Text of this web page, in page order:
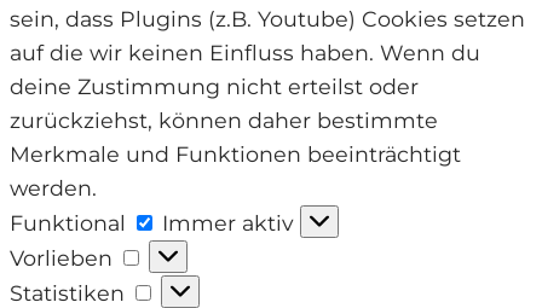
sein, dass Plugins (z.B. Youtube) Cookies setzen
auf die wir keinen Einfluss haben. Wenn du
deine Zustimmung nicht erteilst oder
zurückziehst, können daher bestimmte
Merkmale und Funktionen beeinträchtigt
werden.
Funktional
Funktional
Immer aktiv
Vorlieben
Vorlieben
Statistiken
Statistiken